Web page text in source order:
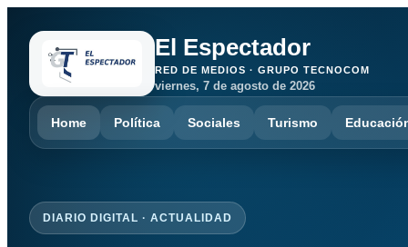
El Espectador
RED DE MEDIOS · GRUPO TECNOCOM
viernes, 7 de agosto de 2026
Home Política Sociales Turismo
DIARIO DIGITAL · ACTUALIDAD